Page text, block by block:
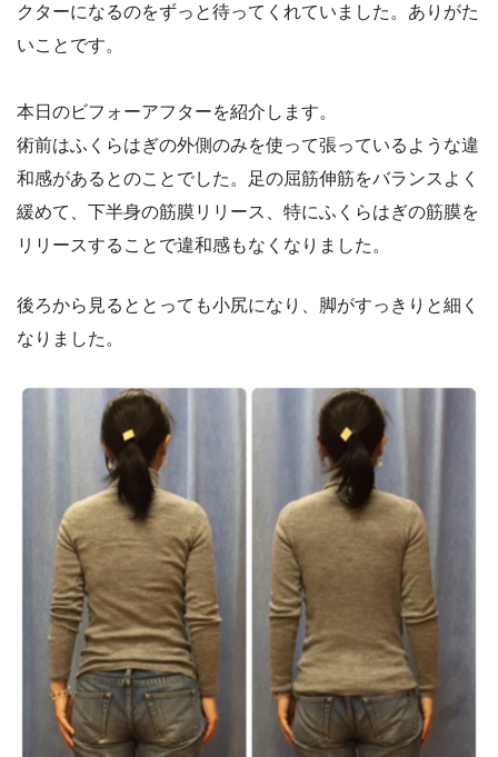
クターになるのをずっと待ってくれていました。ありがた
いことです。
本日のビフォーアフターを紹介します。
術前はふくらはぎの外側のみを使って張っているような違
和感があるとのことでした。足の屈筋伸筋をバランスよく
緩めて、下半身の筋膜リリース、特にふくらはぎの筋膜を
リリースすることで違和感もなくなりました。
後ろから見るととっても小尻になり、脚がすっきりと細く
なりました。